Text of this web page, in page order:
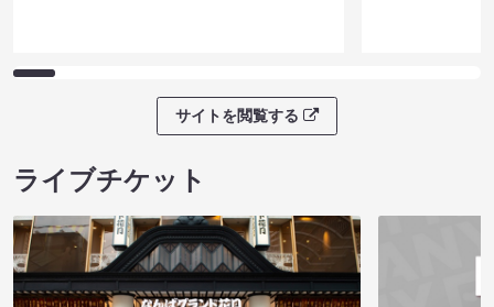
サイトを閲覧する
ライブチケット